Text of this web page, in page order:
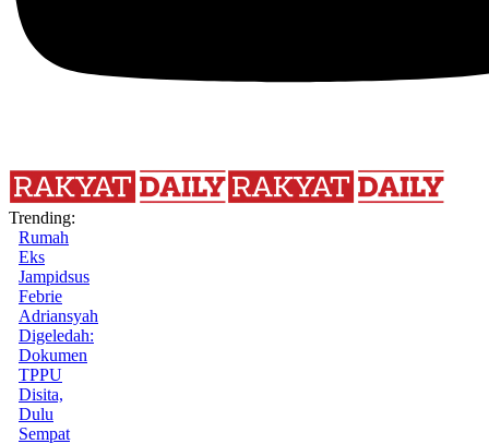
Trending:
Rumah
Eks
Jampidsus
Febrie
Adriansyah
Digeledah:
Dokumen
TPPU
Disita,
Dulu
Sempat